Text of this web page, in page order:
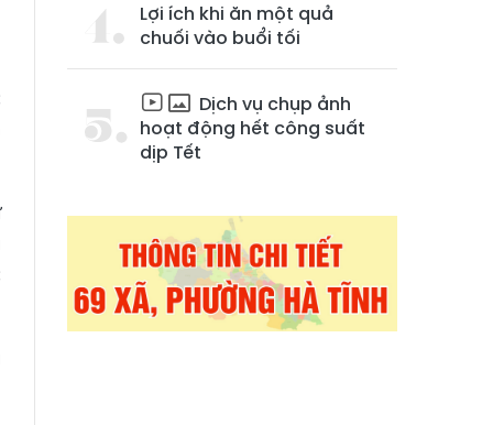
Lợi ích khi ăn một quả
chuối vào buổi tối
Dịch vụ chụp ảnh
hoạt động hết công suất
dịp Tết